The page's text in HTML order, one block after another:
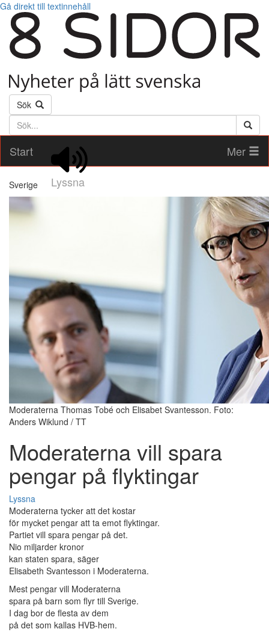
Gå direkt till textinnehåll
Sök
Söktext
Start
Lyssna
Mer
Sverige
Moderaterna Thomas Tobé och Elisabet Svantesson. Foto:
Anders Wiklund / TT
Moderaterna vill spara
pengar på flyktingar
Lyssna
Moderaterna tycker att det kostar
för mycket pengar att ta emot flyktingar.
Partiet vill spara pengar på det.
Nio miljarder kronor
kan staten spara, säger
Elisabeth Svantesson i Moderaterna.
Mest pengar vill Moderaterna
spara på barn som flyr till Sverige.
I dag bor de flesta av dem
på det som kallas HVB-hem.